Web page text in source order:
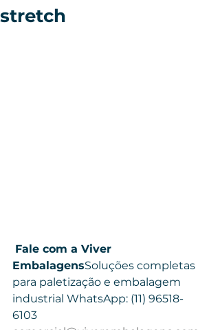
stretch
Fale com a Viver
EmbalagensSoluções completas
para paletização e embalagem
industrial WhatsApp: (11) 96518-
6103